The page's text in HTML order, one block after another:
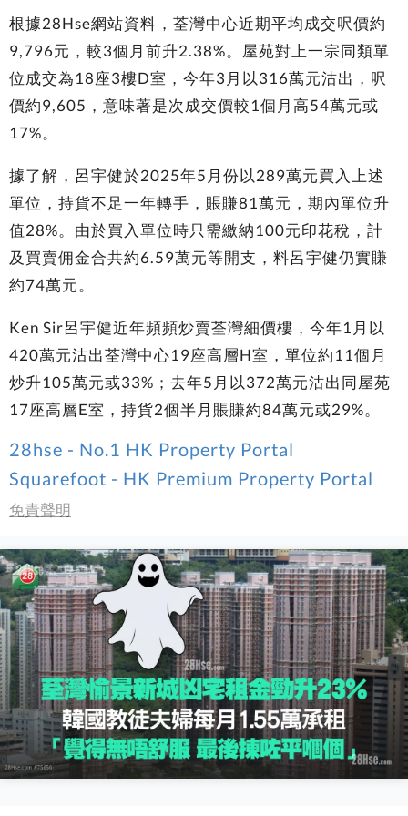
根據28Hse網站資料，荃灣中心近期平均成交呎價約
9,796元，較3個月前升2.38%。屋苑對上一宗同類單
位成交為18座3樓D室，今年3月以316萬元沽出，呎
價約9,605，意味著是次成交價較1個月高54萬元或
17%。
據了解，呂宇健於2025年5月份以289萬元買入上述
單位，持貨不足一年轉手，賬賺81萬元，期內單位升
值28%。由於買入單位時只需繳納100元印花稅，計
及買賣佣金合共約6.59萬元等開支，料呂宇健仍實賺
約74萬元。
Ken Sir呂宇健近年頻頻炒賣荃灣細價樓，今年1月以
420萬元沽出荃灣中心19座高層H室，單位約11個月
炒升105萬元或33%；去年5月以372萬元沽出同屋苑
17座高層E室，持貨2個半月賬賺約84萬元或29%。
28hse - No.1 HK Property Portal
Squarefoot - HK Premium Property Portal
免責聲明